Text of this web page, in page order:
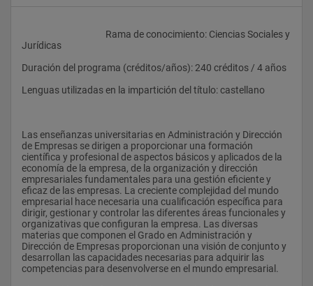
Jurídicas
Duración del programa (créditos/años): 240 créditos / 4 años
Lenguas utilizadas en la impartición del título: castellano
Las enseñanzas universitarias en Administración y Dirección
de Empresas se dirigen a proporcionar una formación
científica y profesional de aspectos básicos y aplicados de la
economía de la empresa, de la organización y dirección
empresariales fundamentales para una gestión eficiente y
eficaz de las empresas. La creciente complejidad del mundo
empresarial hace necesaria una cualificación específica para
dirigir, gestionar y controlar las diferentes áreas funcionales y
organizativas que configuran la empresa. Las diversas
materias que componen el Grado en Administración y
Dirección de Empresas proporcionan una visión de conjunto y
desarrollan las capacidades necesarias para adquirir las
competencias para desenvolverse en el mundo empresarial.